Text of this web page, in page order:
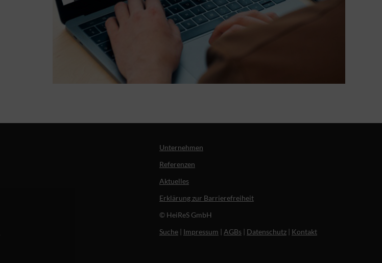
Unternehmen
Referenzen
Aktuelles
Erklärung zur Barrierefreiheit
© HeiReS GmbH
Suche| Impressum | AGBs| Datenschutz| Kontakt